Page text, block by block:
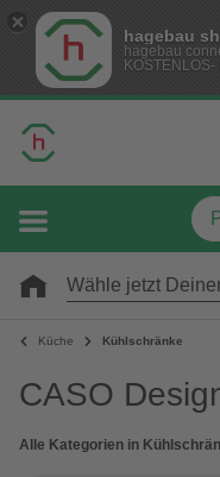
hagebau
hagebau
Wähle jetzt
Küche Kühlschränke
CASO
Alle Kategorien in